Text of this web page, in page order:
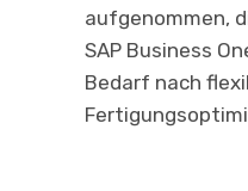
aufgenommen,
SAP Business
Bedarf nach